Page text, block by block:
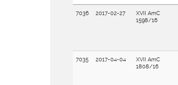
7036 2017-02-27
XVII AmC
1598/16
7035 2017-04-04
XVII AmC
1808/16